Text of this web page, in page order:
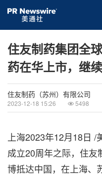
住友制药集团全
药在华上市，继
住友制药（苏州）有限公司
2023-12-18 15:26 5498
上海2023年12月18日 /
成立20周年之际，住
博抵达中国，在上海、